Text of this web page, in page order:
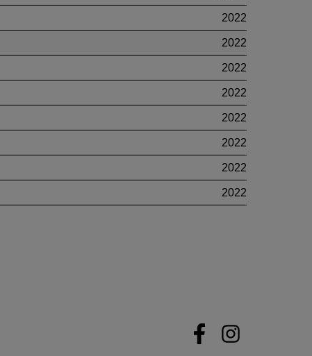
2022
2022
2022
2022
2022
2022
2022
2022